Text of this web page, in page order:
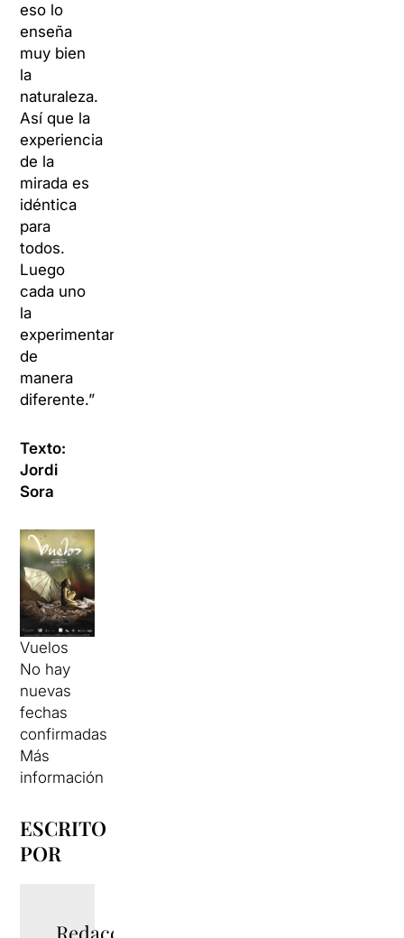
eso lo
enseña
muy bien
la
naturaleza.
Así que la
experiencia
de la
mirada es
idéntica
para
todos.
Luego
cada uno
la
experimentará
de
manera
diferente.”
Texto:
Jordi
Sora
Vuelos
No hay
nuevas
fechas
confirmadas
Más
información
ESCRITO
POR
Redacció